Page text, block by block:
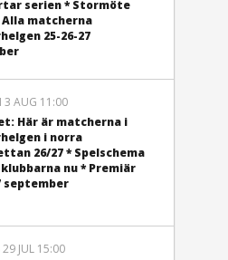
serien * Stormöte
matcherna
25-26-27
3 AUG 11:00
Här är matcherna i
i norra
26/27 * Spelschema
nu * Premiär
september
29 JUL 15:00